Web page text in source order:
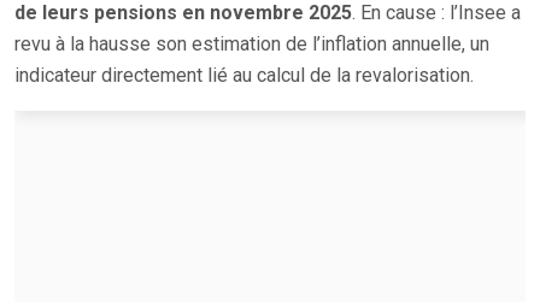
de leurs pensions en novembre 2025. En cause : l’Insee a
revu à la hausse son estimation de l’inflation annuelle, un
indicateur directement lié au calcul de la revalorisation.